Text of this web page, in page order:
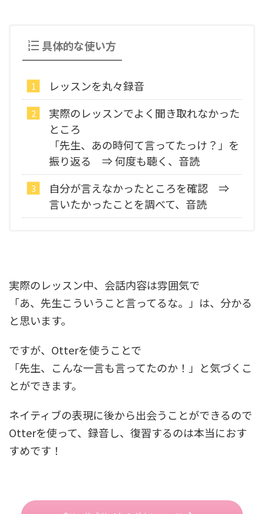
具体的な使い方
レッスンを丸々録音
実際のレッスンでよく聞き取れなかった
ところ
「先生、あの時何て言ってたっけ？」を
振り返る ⇒ 何度も聴く、音読
自分が言えなかったところを確認 ⇒
言いたかったことを調べて、音読
実際のレッスン中、会話内容は雰囲気で
「あ、先生こういうこと言ってるな。」は、分かる
と思います。
ですが、Otterを使うことで
「先生、こんな一言も言ってたのか！」と気づくこ
とができます。
ネイティブの表現に後から出会うことができるので
Otterを使って、録音し、復習するのは本当におす
すめです！